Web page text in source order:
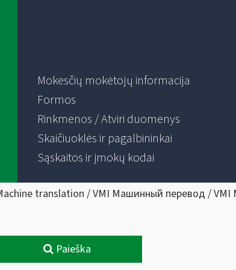
Mokesčių mokėtojų informacija
Formos
Rinkmenos / Atviri duomenys
Skaičiuoklės ir pagalbininkai
Sąskaitos ir įmokų kodai
translation / VMI Машинный перевод /
Paieška